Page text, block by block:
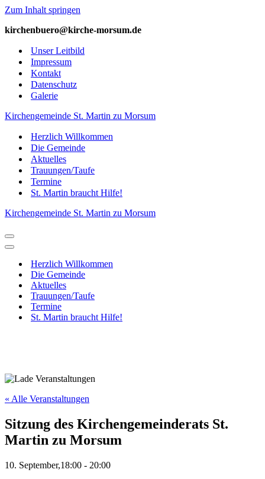
Zum Inhalt springen
kirchenbuero@kirche-­morsum.de
Unser Leitbild
Impressum
Kontakt
Datenschutz
Galerie
Kirchengemeinde St. Martin zu Morsum
Herzlich Willkommen
Die Gemeinde
Aktuelles
Trauungen/Taufe
Termine
St. Martin braucht Hilfe!
Kirchengemeinde St. Martin zu Morsum
Navigations-
Menü
Navigations-
Herzlich Willkommen
Die Gemeinde
Aktuelles
Trauungen/Taufe
Termine
St. Martin braucht Hilfe!
« Alle Veranstaltungen
Sitzung des Kirchengemeinderats St.
Martin zu Morsum
10. September,18:00 - 20:00